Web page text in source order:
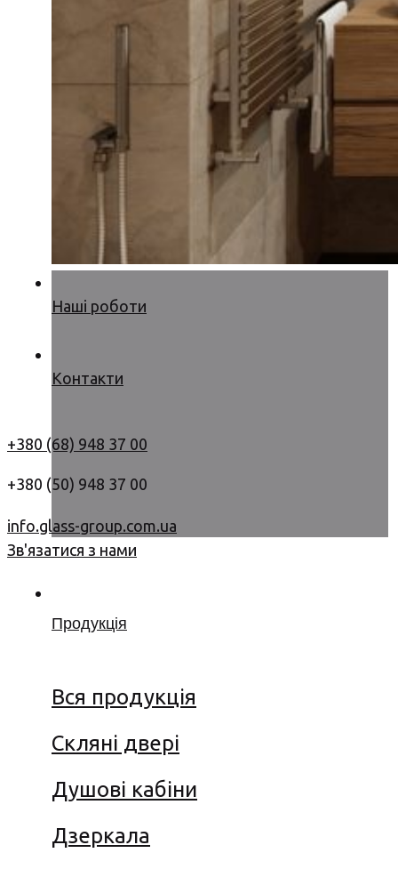
Наші роботи
Контакти
+380 (68) 948 37 00
+380 (50) 948 37 00
info.glass-group.com.ua
Зв'язатися з нами
Продукція
Вся продукція
Скляні двері
Душові кабіни
Дзеркала